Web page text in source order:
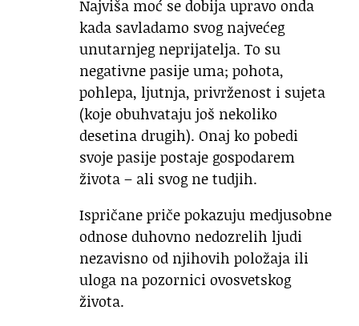
Najviša moć se dobija upravo onda
kada savladamo svog najvećeg
unutarnjeg neprijatelja. To su
negativne pasije uma; pohota,
pohlepa, ljutnja, privrženost i sujeta
(koje obuhvataju još nekoliko
desetina drugih). Onaj ko pobedi
svoje pasije postaje gospodarem
života – ali svog ne tudjih.
Ispričane priče pokazuju medjusobne
odnose duhovno nedozrelih ljudi
nezavisno od njihovih položaja ili
uloga na pozornici ovosvetskog
života.